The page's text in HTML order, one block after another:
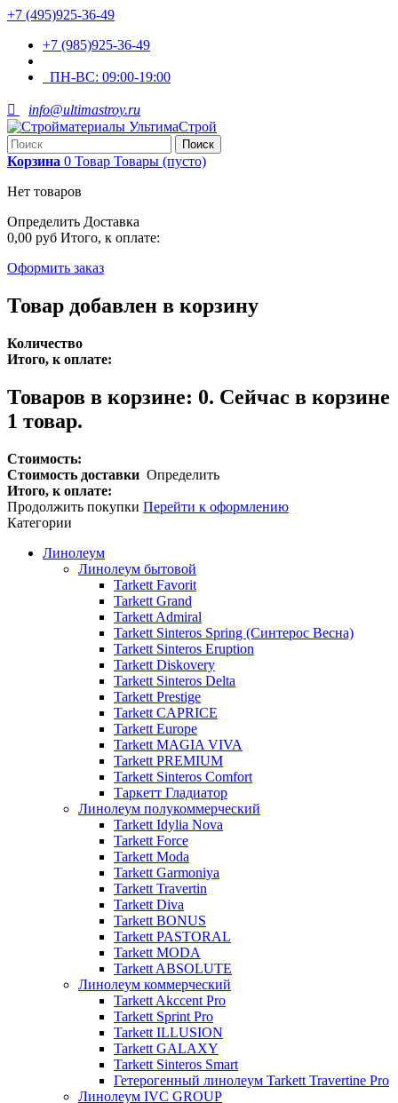
+7 (495)925-36-49
+7 (985)925-36-49
ПН-ВС: 09:00-19:00
 info@ultimastroy.ru
Поиск
Корзина 0 Товар Товары (пусто)
Нет товаров
Определить Доставка
0,00 руб Итого, к оплате:
Оформить заказ
Товар добавлен в корзину
Количество
Итого, к оплате:
Товаров в корзине: 0. Сейчас в корзине
1 товар.
Стоимость:
Стоимость доставки Определить
Итого, к оплате:
Продолжить покупки Перейти к оформлению
Категории
Линолеум
Линолеум бытовой
Tarkett Favorit
Tarkett Grand
Tarkett Admiral
Tarkett Sinteros Spring (Синтерос Весна)
Tarkett Sinteros Eruption
Tarkett Diskovery
Tarkett Sinteros Delta
Tarkett Prestige
Tarkett CAPRICE
Tarkett Europe
Tarkett MAGIA VIVA
Tarkett PREMIUM
Tarkett Sinteros Comfort
Таркетт Гладиатор
Линолеум полукоммерческий
Tarkett Idylia Nova
Tarkett Force
Tarkett Moda
Tarkett Garmoniya
Tarkett Travertin
Tarkett Diva
Tarkett BONUS
Tarkett PASTORAL
Tarkett MODA
Tarkett ABSOLUTE
Линолеум коммерческий
Tarkett Akccent Pro
Tarkett Sprint Pro
Tarkett ILLUSION
Tarkett GALAXY
Tarkett Sinteros Smart
Гетерогенный линолеум Tarkett Travertine Pro
Линолеум IVC GROUP